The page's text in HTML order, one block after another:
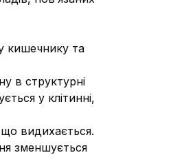
кишечнику та
в структурні
у клітинні,
видихається.
зменшується